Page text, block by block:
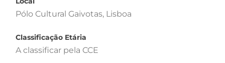
Pólo Cultural Gaivotas, Lisboa
Classificação Etária
A classificar pela CCE